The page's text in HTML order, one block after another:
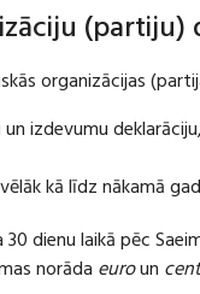
(partiju)
organizācijas
izdevumu
kā līdz nākamā
30 dienu laikā pēc
norāda euroun